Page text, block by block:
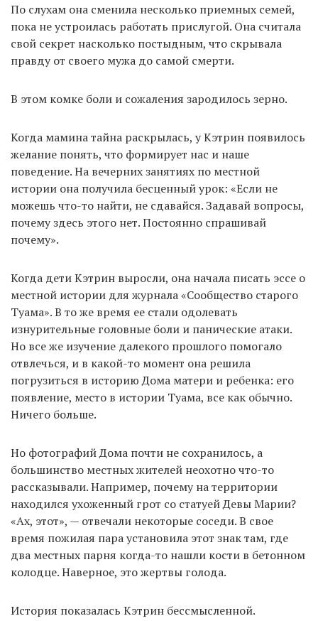
По слухам она сменила несколько приемных семей,
пока не устроилась работать прислугой. Она считала
свой секрет насколько постыдным, что скрывала
правду от своего мужа до самой смерти.
В этом комке боли и сожаления зародилось зерно.
Когда мамина тайна раскрылась, у Кэтрин появилось
желание понять, что формирует нас и наше
поведение. На вечерних занятиях по местной
истории она получила бесценный урок: «Если не
можешь что-то найти, не сдавайся. Задавай вопросы,
почему здесь этого нет. Постоянно спрашивай
почему».
Когда дети Кэтрин выросли, она начала писать эссе о
местной истории для журнала «Сообщество старого
Туама». В то же время ее стали одолевать
изнурительные головные боли и панические атаки.
Но все же изучение далекого прошлого помогало
отвлечься, и в какой-то момент она решила
погрузиться в историю Дома матери и ребенка: его
появление, место в истории Туама, все как обычно.
Ничего больше.
Но фотографий Дома почти не сохранилось, а
большинство местных жителей неохотно что-то
рассказывали. Например, почему на территории
находился ухоженный грот со статуей Девы Марии?
«Ах, этот», — отвечали некоторые соседи. В свое
время пожилая пара установила этот знак там, где
два местных парня когда-то нашли кости в бетонном
колодце. Наверное, это жертвы голода.
История показалась Кэтрин бессмысленной.